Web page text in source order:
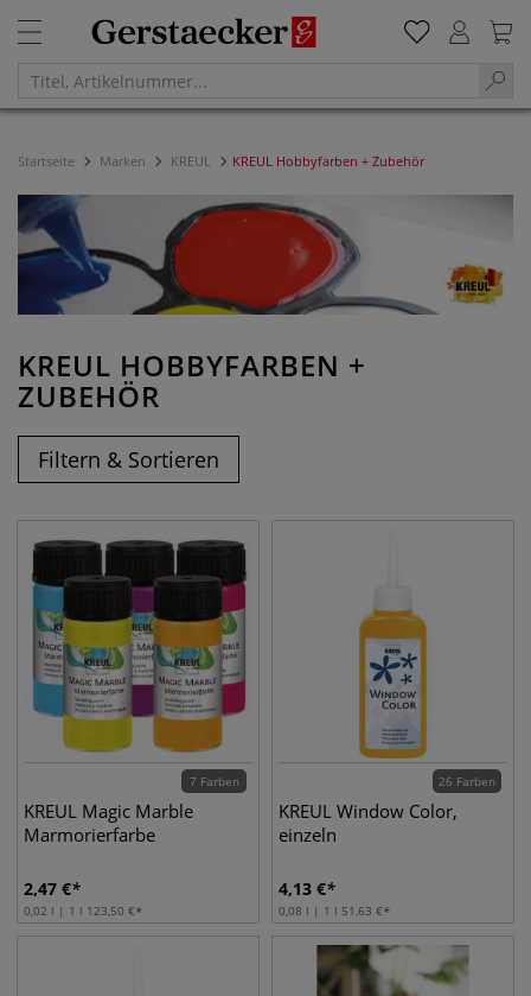
Startseite Marken KREUL KREUL Hobbyfarben + Zubehör
KREUL HOBBYFARBEN +
ZUBEHÖR
Filtern & Sortieren
7 Farben
KREUL Magic Marble
Marmorierfarbe
2,47 €
0,02 l | 1 l 123,50 €
26 Farben
KREUL Window Color,
einzeln
4,13 €
0,08 l | 1 l 51,63 €